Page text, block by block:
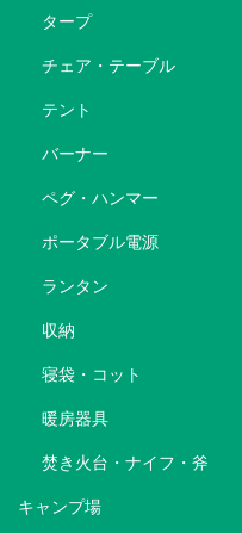
タープ
チェア・テーブル
テント
バーナー
ペグ・ハンマー
ポータブル電源
ランタン
収納
寝袋・コット
暖房器具
焚き火台・ナイフ・斧
キャンプ場